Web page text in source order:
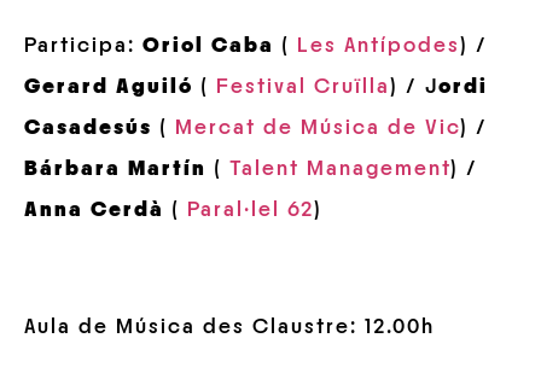
Participa: Oriol Caba ( Les Antípodes ) /
Gerard Aguiló ( Festival Cruïlla ) / Jordi
Casadesús ( Mercat de Música de Vic) /
Bárbara Martín ( Talent Management) /
Anna Cerdà ( Paral·lel 62)
Aula de Música des Claustre: 12.00h